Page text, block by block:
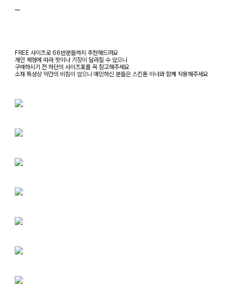
ㅡ
FREE 사이즈로 66반분들까지 추천해드려요
개인 체형에 따라 핏이나 기장이 달라질 수 있으니
구매하시기 전 하단의 사이즈표를 꼭 참고해주세요
소재 특성상 약간의 비침이 있으니 예민하신 분들은 스킨톤 이너와 함께 착용해주세요